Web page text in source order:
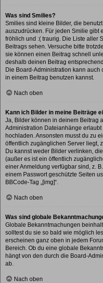
Was sind Smilies?
Smilies sind kleine Bilder, die
auszudrücken. Für jeden Smilie gibt
fröhlich und :( traurig. Die Liste aller
Beitrags sehen. Versuche bitte
sie können einen Beitrag schnell
deshalb deinen Beitrag
Die Board-Administration kann
in einem Beitrag benutzen kannst.
Nach oben
Kann ich Bilder in meine Beiträge
Ja, Bilder können in deinem Beitrag
Administration Dateianhänge
hochladen. Ansonsten musst du zu
öffentlich zugänglichen Server liegt,
Du kannst weder Bilder verlinken,
(außer es ist ein öffentlich
einer Anmeldung verfügbar sind, z.
einem Passwort geschützte Seiten
BBCode-Tag „[img]“.
Nach oben
Was sind globale
Globale Bekanntmachungen
solltest du sie so bald wie möglich
erscheinen ganz oben in jedem
Bereich. Ob du eine globale
hängt von den durch die Board-
ab.
Nach oben